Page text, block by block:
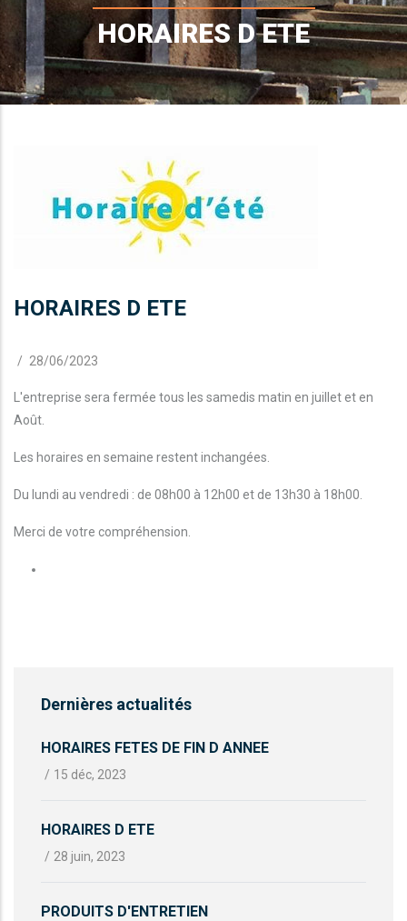
d'Ariane
HORAIRES D ETE
HORAIRES D ETE
/ 28/06/2023
L'entreprise sera fermée tous les samedis matin en juillet et en
Août.
Les horaires en semaine restent inchangées.
Du lundi au vendredi : de 08h00 à 12h00 et de 13h30 à 18h00.
Merci de votre compréhension.
Dernières actualités
HORAIRES FETES DE FIN D ANNEE
/ 15 déc, 2023
HORAIRES D ETE
/ 28 juin, 2023
PRODUITS D'ENTRETIEN